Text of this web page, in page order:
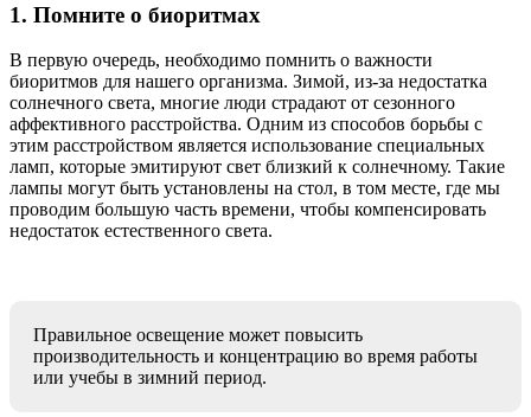
1. Помните о биоритмах
В первую очередь, необходимо помнить о важности
биоритмов для нашего организма. Зимой, из-за недостатка
солнечного света, многие люди страдают от сезонного
аффективного расстройства. Одним из способов борьбы с
этим расстройством является использование специальных
ламп, которые эмитируют свет близкий к солнечному. Такие
лампы могут быть установлены на стол, в том месте, где мы
проводим большую часть времени, чтобы компенсировать
недостаток естественного света.
Правильное освещение может повысить
производительность и концентрацию во время работы
или учебы в зимний период.